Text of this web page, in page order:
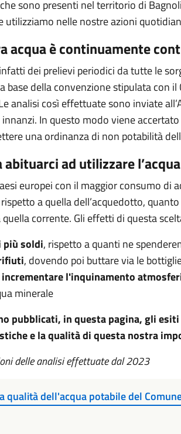
sono presenti nel territorio di
utilizziamo nelle nostre azioni
acqua è continuamente
dei prelievi periodici da tutte le
base della convenzione stipulata con
analisi così effettuate sono inviate
In questo modo viene
una ordinanza di non potabilità
ad utilizzare
europei con il maggior consumo
a quella dell’acquedotto,
quella corrente. Gli effetti di questa
più soldi, rispetto a quanti ne
, dovendo poi buttare via le
l'inquinamento
minerale
pubblicati, in questa pagina, gli
e la qualità di questa nostra
delle analisi effettuate dal 2023
qualità dell'acqua potabile del